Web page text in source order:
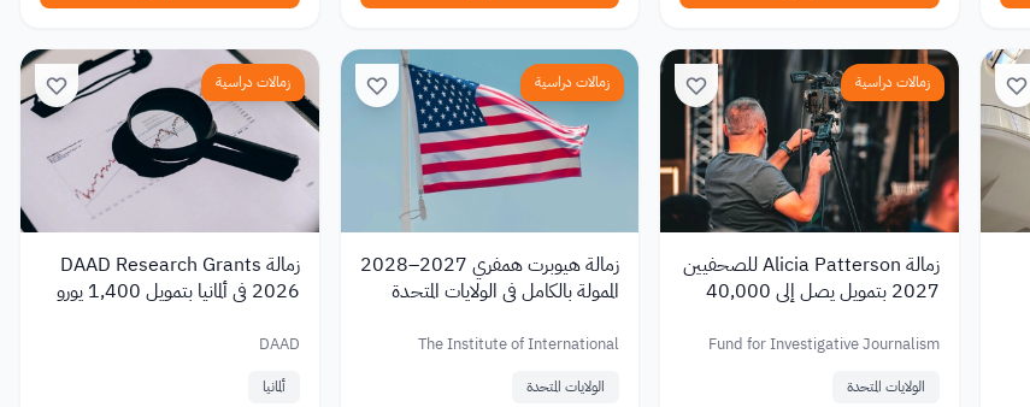
زمالات دراسية
زمالة Alicia Patterson للصحفيين
2027 بتمويل يصل إلى 40,000
Fund for Investigative Journalism
الولايات المتحدة
زمالات دراسية
زمالة هيوبرت همفري 2027–2028
الممولة بالكامل في الولايات المتحدة
The Institute of International
الولايات المتحدة
زمالات دراسية
زمالة DAAD Research Grants
2026 في ألمانيا بتمويل 1,400 يورو
DAAD
ألمانيا